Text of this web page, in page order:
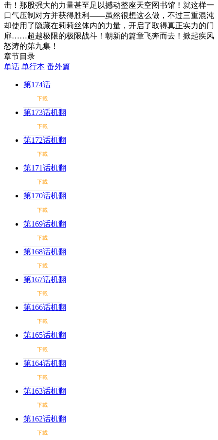
击！那股强大的力量甚至足以撼动整座天空图书馆！就这样一
口气压制对方并获得胜利——虽然很想这么做，不过三重混沌
却使用了隐藏在莉莉丝体内的力量，开启了取得真正实力的门
扉……超越极限的极限战斗！朝新的篇章飞奔而去！掀起疾风
怒涛的第九集！
章节目录
单话 单行本 番外篇
第174话
下載
第173话机翻
下載
第172话机翻
下載
第171话机翻
下載
第170话机翻
下載
第169话机翻
下載
第168话机翻
下載
第167话机翻
下載
第166话机翻
下載
第165话机翻
下載
第164话机翻
下載
第163话机翻
下載
第162话机翻
下載